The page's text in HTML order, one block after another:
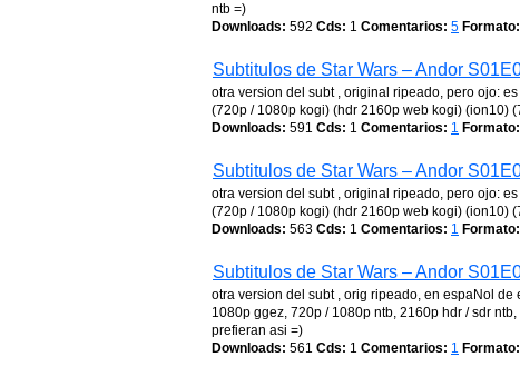
ntb =)
Downloads: 592 Cds: 1 Comentarios: 5 Formato:
Subtitulos de Star Wars – Andor
otra version del subt , original ripeado, pero ojo:
(720p / 1080p kogi) (hdr 2160p web kogi) (ion10)
Downloads: 591 Cds: 1 Comentarios: 1 Formato:
Subtitulos de Star Wars – Andor
otra version del subt , original ripeado, pero ojo:
(720p / 1080p kogi) (hdr 2160p web kogi) (ion10)
Downloads: 563 Cds: 1 Comentarios: 1 Formato:
Subtitulos de Star Wars – Andor
otra version del subt , orig ripeado, en espaNol
1080p ggez, 720p / 1080p ntb, 2160p hdr / sdr
prefieran asi =)
Downloads: 561 Cds: 1 Comentarios: 1 Formato: